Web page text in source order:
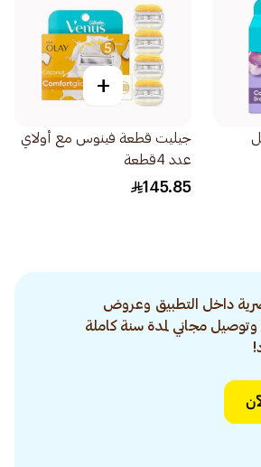
+
جيليت قطعة فينوس مع أولاي
عدد 4قطعة
145.85
داخل التطبيق وعروض
مجاني لمدة سنة كاملة